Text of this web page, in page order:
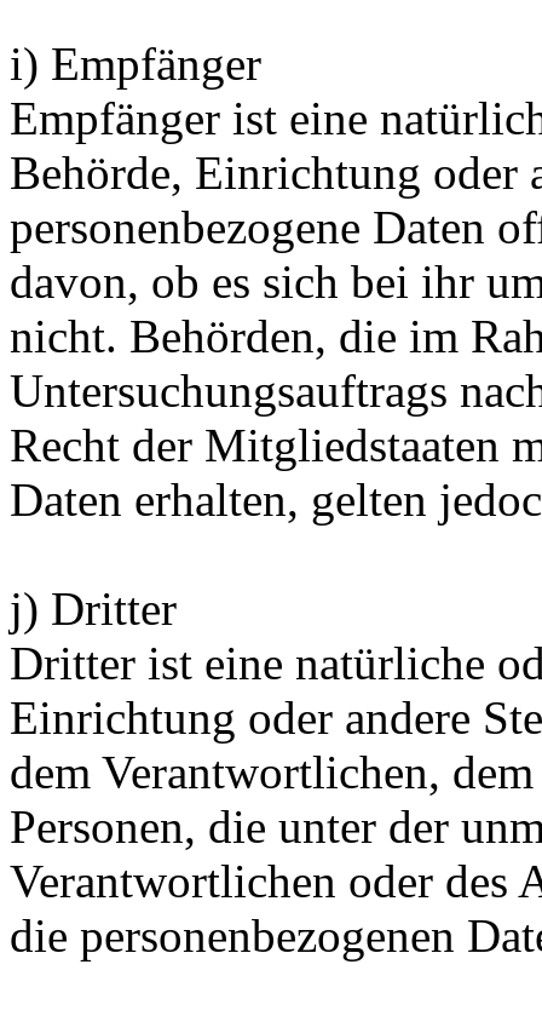
i) Empfänger
Empfänger ist eine
Behörde, Einrichtung oder
personenbezogene Daten
davon, ob es sich bei ihr
nicht. Behörden, die im
Untersuchungsauftrags
Recht der Mitgliedstaaten
Daten erhalten, gelten
j) Dritter
Dritter ist eine natürliche
Einrichtung oder andere
dem Verantwortlichen,
Personen, die unter der
Verantwortlichen oder des
die personenbezogenen